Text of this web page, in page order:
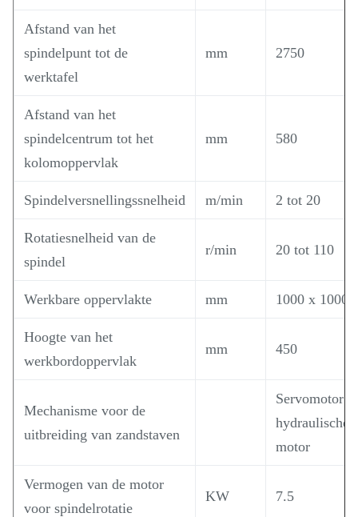
Afstand van het
spindelpunt tot de
werktafel
mm 2750
Afstand van het
spindelcentrum tot het
kolomoppervlak
mm 580
Spindelversnellingssnelheid m/min 2 tot 20
Rotatiesnelheid van de
spindel
r/min 20 tot 110
Werkbare oppervlakte mm 1000 x 1000
Hoogte van het
werkbordoppervlak
mm 450
Mechanisme voor de
uitbreiding van zandstaven
Servomotor
hydraulische
motor
Vermogen van de motor
voor spindelrotatie
KW 7.5